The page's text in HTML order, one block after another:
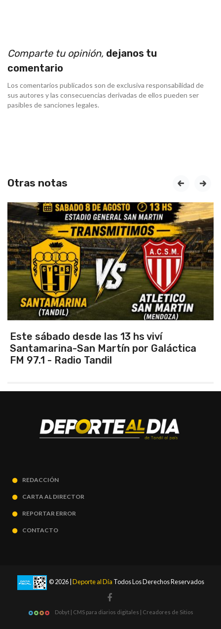
Comparte tu opinión, dejanos tu
comentario
Los comentarios publicados son de exclusiva responsabilidad de
sus autores y las consecuencias derivadas de ellos pueden ser
pasibles de sanciones legales.
Otras notas
Vuelve el torneo oficial de hockey
prev next
REDACCIÓN
CARTA AL DIRECTOR
REPORTAR ERROR
CONTACTO
© 2026 | Deporte al Día Todos Los Derechos Reservados
Dobyt | CMS para diarios digitales | Creadores de Sitios